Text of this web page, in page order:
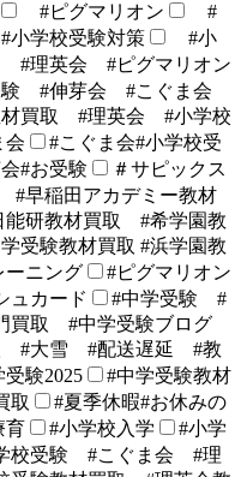
#ピグマリオン
#
小学校受験対策
#小
#理英会 #ピグマリオン
験 #伸芽会 #こぐま会
材買取 #理英会 #小学校
会
#こぐま会#小学校受
#お受験
＃サピックス
#早稲田アカデミー教材
研教材買取 #希学園教
験教材買取 #浜学園教
ーニング
#ピグマリオン
ュカード
#中学受験 #
買取 #中学受験ブログ
#大雪 #配送遅延 #教
受験2025
#中学受験教材
取
#夏季休暇#お休みの
育 #小学校入学
#小学
校受験 #こぐま会 #理